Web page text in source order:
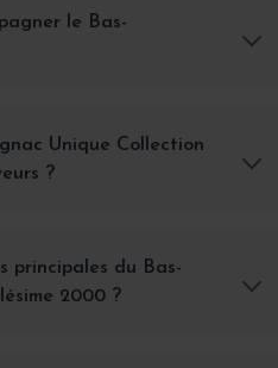
le Bas-
Unique Collection
?
principales du Bas-
2000 ?